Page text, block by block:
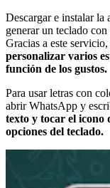
Descargar e instalar
generar un teclado
Gracias a este
personalizar varios
función de los gustos.
Para usar letras con
abrir WhatsApp y
texto y tocar el icono
opciones del teclado.